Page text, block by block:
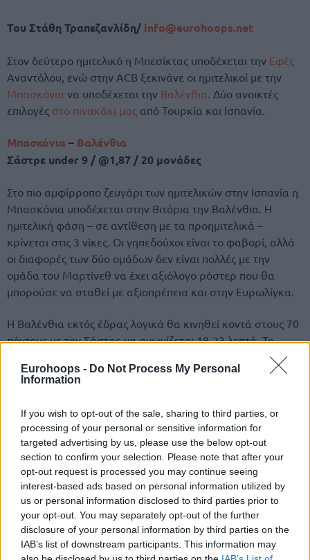
Eurohoops - Do Not Process My Personal
Information
If you wish to opt-out of the sale, sharing to third parties, or
processing of your personal or sensitive information for
targeted advertising by us, please use the below opt-out
section to confirm your selection. Please note that after your
opt-out request is processed you may continue seeing
interest-based ads based on personal information utilized by
us or personal information disclosed to third parties prior to
your opt-out. You may separately opt-out of the further
disclosure of your personal information by third parties on the
IAB’s list of downstream participants. This information may
Του Στάθη Τραπεζανλίδη/ info@eurohoops.net
Στον δεύτερο ημιτελικό η Μπεσίκτας υποδέχεται την Εφές
Αναντόλου, ενώ στην ACB ξεκινάνε οι ημιτελικοί με την
Μπασκόνια να υποδέχεται την Βαλένθια . Δύο ανοικτές
επιλογές στο πινακάκι μας από Τουρκία και Ισπανία.
Μπασκόνια– Βαλένθια
Σάστρε under 9 / @1,87 / 20 μονάδες
Στο πιο αμφίρροπο ζευγάρι των ημιτελικών στην Ισπανία η
Μπασκόνια υποδέχεται στην Βιτόρια την Βαλένθια. Η
ημιτελική φάση – σε αντίθεση με τα προημιτελικά –
κρίνεται στις 3 νίκες. Οι γηπεδούχοι είναι το φαβορί, αλλά
οι διαφορές των δύο ομάδων δεν είναι πολλές με την
ομάδα του Μαρτίνεθ να έχει αξιόλογο ρόστερ που θα
μπορούσε να σταθεί με αξιοπρέπεια και στην Ευρωλίγκα.
Η Βαλένθια εκτός έδρας λογικά θα κινηθεί κοντά στους 70
πόντους με τον Σάστρε να αγωνίζεται 18-23 λεπτά. Το
παιχνίδι του εξαρτάται αρκετά από τους υπόλοιπους, ενώ
θα πάρει 6-9 σουτ αναλόγως σε τι κατάσταση θα βρεθεί
κατάσταση, άλλο Μπασκόνια όμως κι άλλο Μπαρτσελόνα
Η παρουσία του Χανγκά που πέφτει πάνω του είναι στα
υπερ μας καθώς ο Ούγγρος είναι από τους καλύτερους
αμυντικούς στην Ευρώπη.
Μπεσίκτας –ΕφέςΑναντόλου
Εφές under 82,5 / @1,75 / 25 μονάδες